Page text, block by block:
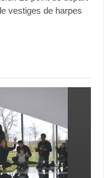
vestiges de harpes